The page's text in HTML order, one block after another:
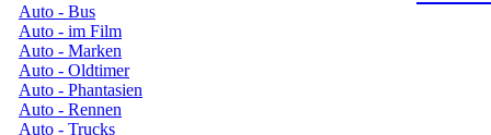
Auto - Bus
Auto - im Film
Auto - Marken
Auto - Oldtimer
Auto - Phantasien
Auto - Rennen
Auto - Trucks